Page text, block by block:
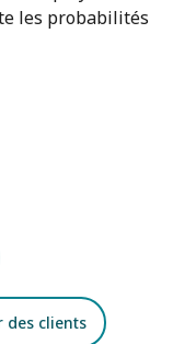
les probabilités
des clients